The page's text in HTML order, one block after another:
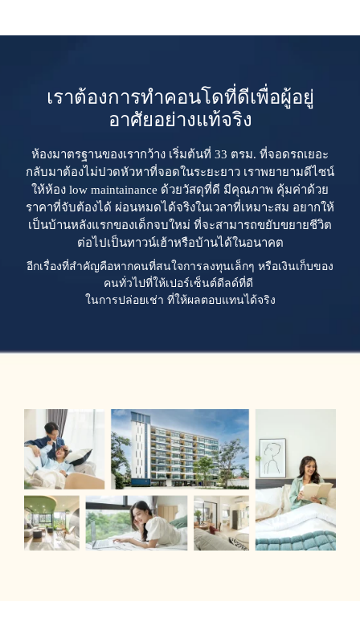
เราต้องการทำคอนโดที่ดีเพื่อผู้อยู่
อาศัยอย่างแท้จริง
ห้องมาตรฐานของเรากว้าง เริ่มต้นที่ 33 ตรม. ที่จอดรถเยอะ
กลับมาต้องไม่ปวดหัวหาที่จอดในระยะยาว เราพยายามดีไซน์
ให้ห้อง low maintainance ด้วยวัสดุที่ดี มีคุณภาพ คุ้มค่าด้วย
ราคาที่จับต้องได้ ผ่อนหมดได้จริงในเวลาที่เหมาะสม อยากให้
เป็นบ้านหลังแรกของเด็กจบใหม่ ที่จะสามารถขยับขยายชีวิต
ต่อไปเป็นทาวน์เฮ้าหรือบ้านได้ในอนาคต
อีกเรื่องที่สำคัญคือหากคนที่สนใจการลงทุนเล็กๆ หรือเงินเก็บของ
คนทั่วไปที่ให้เปอร์เซ็นต์ดีลด์ที่ดี
ในการปล่อยเช่า ที่ให้ผลตอบแทนได้จริง